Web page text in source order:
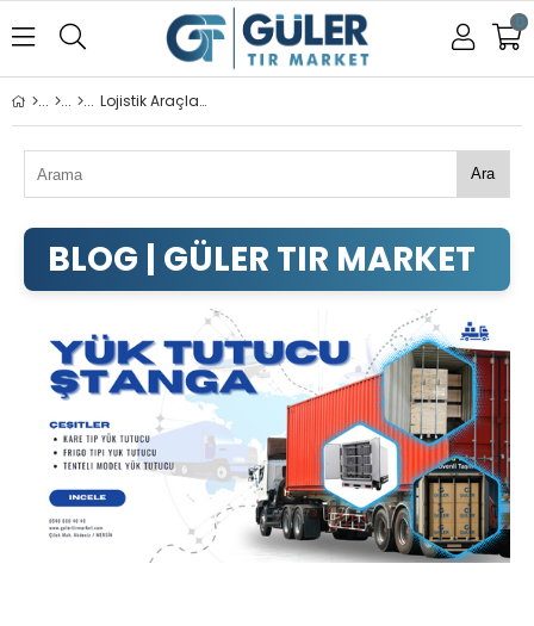
0
Lojistik Araçlarında Güvenli Yükleme Nasıl Yapılır? Ştanga & Takoz Kullanımı
Ara
LOJISTIK ARAÇLARINDA GÜVENLI